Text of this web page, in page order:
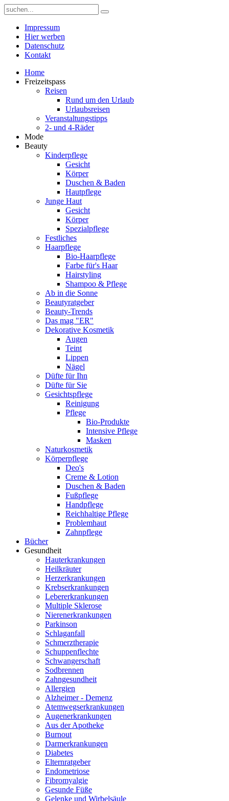
Impressum
Hier werben
Datenschutz
Kontakt
Home
Freizeitspass
Reisen
Rund um den Urlaub
Urlaubsreisen
Veranstaltungstipps
2- und 4-Räder
Mode
Beauty
Kinderpflege
Gesicht
Körper
Duschen & Baden
Hautpflege
Junge Haut
Gesicht
Körper
Spezialpflege
Festliches
Haarpflege
Bio-Haarpflege
Farbe für's Haar
Hairstyling
Shampoo & Pflege
Ab in die Sonne
Beautyratgeber
Beauty-Trends
Das mag "ER"
Dekorative Kosmetik
Augen
Teint
Lippen
Nägel
Düfte für Ihn
Düfte für Sie
Gesichtspflege
Reinigung
Pflege
Bio-Produkte
Intensive Pflege
Masken
Naturkosmetik
Körperpflege
Deo's
Creme & Lotion
Duschen & Baden
Fußpflege
Handpflege
Reichhaltige Pflege
Problemhaut
Zahnpflege
Bücher
Gesundheit
Hauterkrankungen
Heilkräuter
Herzerkrankungen
Krebserkrankungen
Lebererkrankungen
Multiple Sklerose
Nierenerkrankungen
Parkinson
Schlaganfall
Schmerztherapie
Schuppenflechte
Schwangerschaft
Sodbrennen
Zahngesundheit
Allergien
Alzheimer - Demenz
Atemwegserkrankungen
Augenerkrankungen
Aus der Apotheke
Burnout
Darmerkrankungen
Diabetes
Elternratgeber
Endometriose
Fibromyalgie
Gesunde Füße
Gelenke und Wirbelsäule